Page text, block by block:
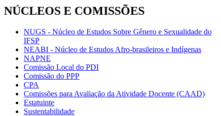
NÚCLEOS E COMISSÕES
NUGS - Núcleo de Estudos Sobre Gênero e Sexualidade do
IFSP
NEABI - Núcleo de Estudos Afro-brasileiros e Indígenas
NAPNE
Comissão Local do PDI
Comissão do PPP
CPA
Comissões para Avaliação da Atividade Docente (CAAD)
Estatuinte
Sustentabilidade